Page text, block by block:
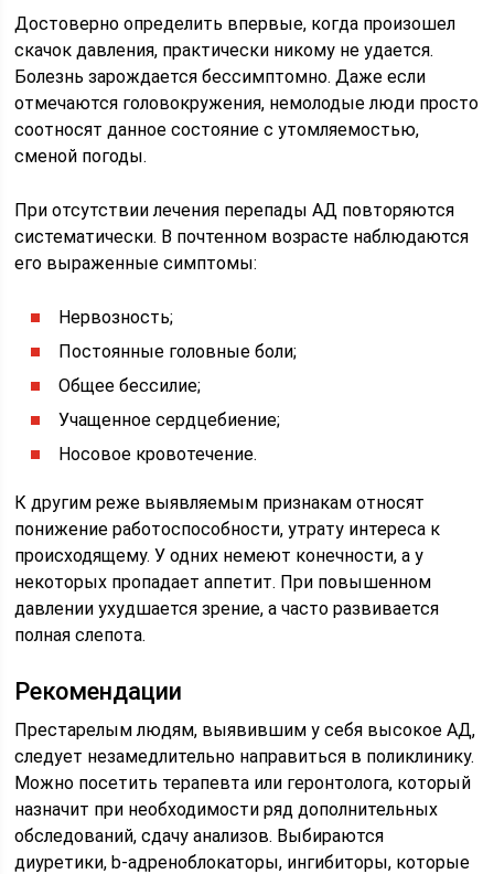
Достоверно определить впервые, когда произошел
скачок давления, практически никому не удается.
Болезнь зарождается бессимптомно. Даже если
отмечаются головокружения, немолодые люди просто
соотносят данное состояние с утомляемостью,
сменой погоды.
При отсутствии лечения перепады АД повторяются
систематически. В почтенном возрасте наблюдаются
его выраженные симптомы:
Нервозность;
Постоянные головные боли;
Общее бессилие;
Учащенное сердцебиение;
Носовое кровотечение.
К другим реже выявляемым признакам относят
понижение работоспособности, утрату интереса к
происходящему. У одних немеют конечности, а у
некоторых пропадает аппетит. При повышенном
давлении ухудшается зрение, а часто развивается
полная слепота.
Рекомендации
Престарелым людям, выявившим у себя высокое АД,
следует незамедлительно направиться в поликлинику.
Можно посетить терапевта или геронтолога, который
назначит при необходимости ряд дополнительных
обследований, сдачу анализов. Выбираются
диуретики, b-адреноблокаторы, ингибиторы, которые